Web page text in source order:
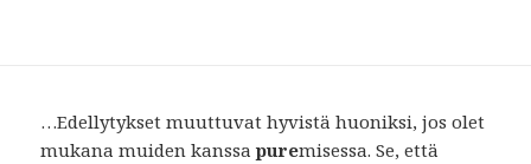
…Edellytykset muuttuvat hyvistä huoniksi, jos olet
mukana muiden kanssapuremisessa. Se, että